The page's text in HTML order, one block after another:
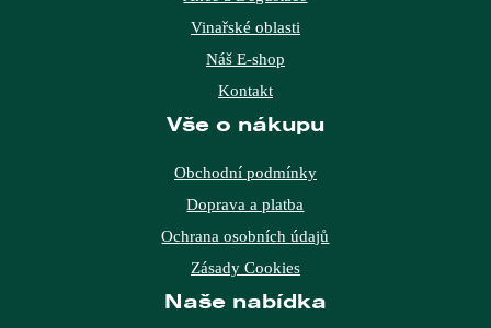
Vinařské oblasti
Náš E-shop
Kontakt
Vše o nákupu
Obchodní podmínky
Doprava a platba
Ochrana osobních údajů
Zásady Cookies
Naše nabídka